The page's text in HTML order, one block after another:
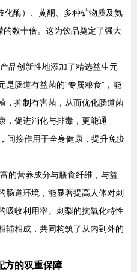
化酶）、黄酮、多种矿物质及氨
数十倍。这为饮品奠定了强大
产品创新性地添加了精选益生元
是肠道有益菌的“专属粮食”，能
，抑制有害菌，从而优化肠道菌
，促进消化与排毒，更能通
间接作用于全身健康，提升免疫
的营养成分与膳食纤维，与益
肠道环境，能显著提高人体对刺
吸收利用率。刺梨的抗氧化特性
辅相成，共同构筑了从内到外的
方的双重保障